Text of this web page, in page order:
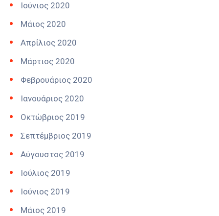
Ιούνιος 2020
Μάιος 2020
Απρίλιος 2020
Μάρτιος 2020
Φεβρουάριος 2020
Ιανουάριος 2020
Οκτώβριος 2019
Σεπτέμβριος 2019
Αύγουστος 2019
Ιούλιος 2019
Ιούνιος 2019
Μάιος 2019